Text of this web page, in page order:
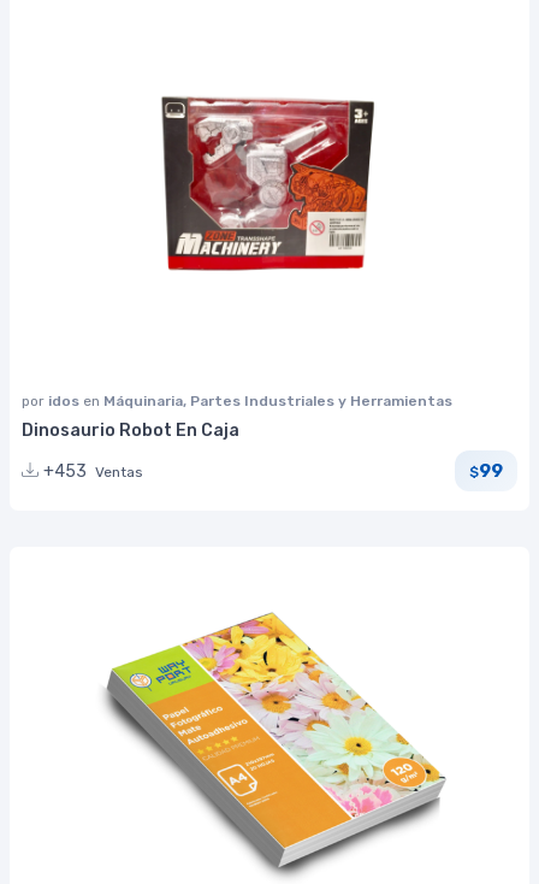
por idos en Máquinaria, Partes Industriales y Herramientas
Dinosaurio Robot En Caja
+453 Ventas $99